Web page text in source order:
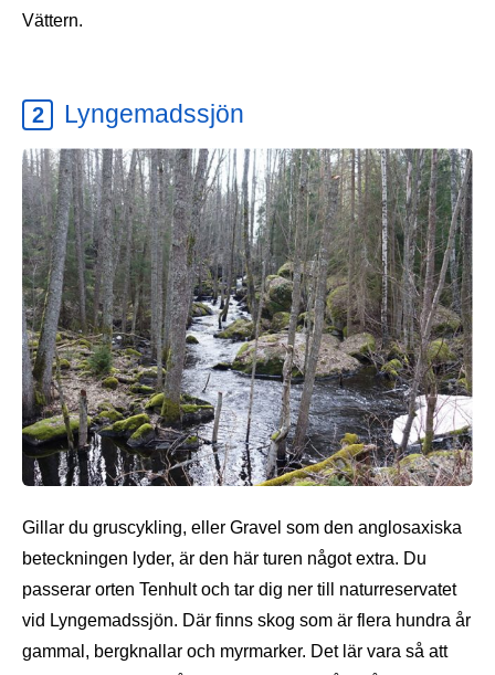
Vättern.
2 Lyngemadssjön
Gillar du gruscykling, eller Gravel som den anglosaxiska
beteckningen lyder, är den här turen något extra. Du
passerar orten Tenhult och tar dig ner till naturreservatet
vid Lyngemadssjön. Där finns skog som är flera hundra år
gammal, bergknallar och myrmarker. Det lär vara så att